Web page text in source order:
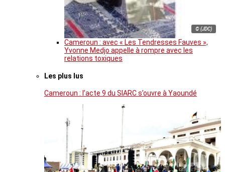
© (JDC)
Cameroun : avec « Les Tendresses Fauves »,
Yvonne Medjo appelle à rompre avec les
relations toxiques
Les plus lus
Cameroun : l’acte 9 du SIARC s’ouvre à Yaoundé